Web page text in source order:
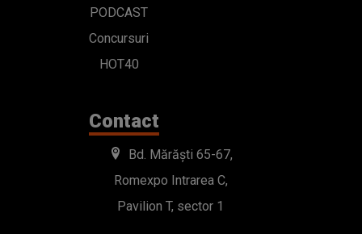
PODCAST
Concursuri
HOT40
Contact
Bd. Mărăști 65-67,
Romexpo Intrarea C,
Pavilion T, sector 1